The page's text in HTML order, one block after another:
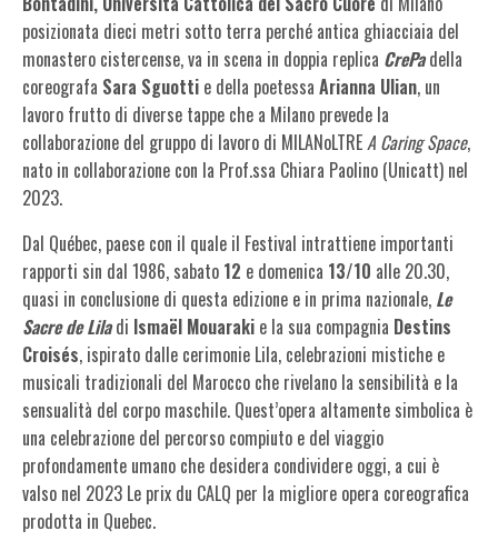
posizionata dieci metri sotto terra perché antica ghiacciaia del
monastero cistercense, va in scena in doppia replica CrePadella
coreografa Sara Sguotti e della poetessaArianna Ulian, un
lavoro frutto di diverse tappe che a Milano prevede la
collaborazione del gruppo di lavoro di MILANoLTREA Caring Space,
nato in collaborazione con la Prof.ssa Chiara Paolino (Unicatt) nel
2023.
Dal Québec, paese con il quale il Festival intrattiene importanti
rapporti sin dal 1986, sabato 12 e domenica 13/10 alle 20.30,
quasi in conclusione di questa edizione e in prima nazionale, Le
Sacre de Liladi Ismaël Mouaraki e la sua compagnia Destins
Croisés, ispirato dalle cerimonie Lila, celebrazioni mistiche e
musicali tradizionali del Marocco che rivelano la sensibilità e la
sensualità del corpo maschile. Quest’opera altamente simbolica è
una celebrazione del percorso compiuto e del viaggio
profondamente umano che desidera condividere oggi, a cui è
valso nel 2023 Le prix du CALQ per la migliore opera coreografica
prodotta in Quebec.